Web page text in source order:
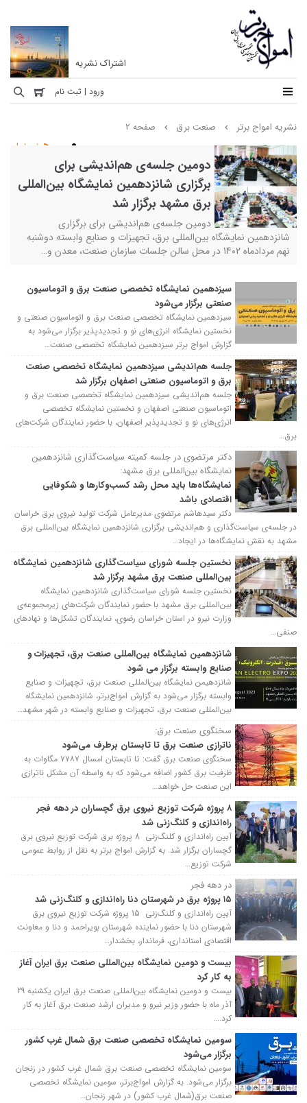
نشریه
برتر
نخستین
ماهنامه
تخصصی
مهندسی
برق
ایران
اشتراک نشریه
ورود | ثبت نام
نشریه امواج برتر صنعت برق
صفحه 2
خبرخوان
دومین جلسه‌ی هم‌اندیشی برای
برگزاری شانزدهمین نمایشگاه بین‌المللی
برق مشهد برگزار شد
دومین جلسه‌ی هم‌اندیشی برای برگزاری
شانزدهمین نمایشگاه بین‌المللی برق، تجهیزات و صنایع وابسته دوشنبه
نهم مردادماه 1402 در محل سالن جلسات سازمان صنعت، معدن و…
سیزدهمین نمایشگاه تخصصی صنعت برق و اتوماسیون
صنعتی برگزار می‌شود
سیزدهمین نمایشگاه تخصصی صنعت برق و اتوماسیون صنعتی و
نخستین نمایشگاه انرژی‌های نو و تجدیدپذیر برگزار می‌شود به
گزارش امواج برتر سیزدهمین نمایشگاه تخصصی صنعت…
جلسه هم‌اندیشی سیزدهمین نمایشگاه تخصصی صنعت
برق و اتوماسیون صنعتی اصفهان برگزار شد
جلسه هم‌اندیشی سیزدهمین نمایشگاه تخصصی صنعت برق و
اتوماسیون صنعتی اصفهان و نخستین نمایشگاه تخصصی
انرژی‌های نو و تجدیدپذیر اصفهان، با حضور نمایندگان شرکت‌های
برق…
دکتر مرتضوی در جلسه کمیته سیاست‌گذاری شانزدهمین
نمایشگاه بین‌المللی برق مشهد:
نمایشگاه‌ها باید محل رشد کسب‌وکارها و شکوفایی
اقتصادی باشد
دکتر سیدهاشم مرتضوی مدیرعامل شرکت تولید نیروی برق خراسان
در جلسه‌ی سیاست‌گذاری و هم‌اندیشی برگزاری شانزدهمین نمایشگاه بین‌المللی برق
مشهد به نقش نمایشگاه‌ها در ایجاد…
نخستین جلسه شورای سیاست‌گذاری شانزدهمین نمایشگاه
بین‌المللی صنعت برق مشهد برگزار شد
نخستین جلسه شورای سیاست‌گذاری شانزدهمین نمایشگاه
بین‌المللی برق مشهد با حضور نمایندگان شرکت‌‌های زیرمجموعه‌ی
وزارت نیرو در استان خراسان رضوی، نمایندگان تشکل‌ها و نهادهای
صنفی…
شانزدهمین نمایشگاه بین‌المللی صنعت برق، تجهیزات و
صنایع وابسته برگزار می شود
شانزدهیمن نمایشگاه بین‌المللی صنعت برق، تچهیزات و صنایع
وابسته برگزار می‌شود به گزارش امواج‌برتر، شانزدهمین نمایشگاه
بین‌المللی صنعت برق، تجهیزات و صنایع وابسته در شهر مشهد…
سخنگوی صنعت برق:
ناترازی صنعت برق تا تابستان برطرف می‌شود
سخنگوی صنعت برق گفت: تا تابستان امسال ۷۷۸۷ مگاوات به
ظرفیت برق کشور اضافه می‌شود که به واسطه آن مشکل ناترازی
این صنعت حل خواهد…
۸ پروژه شرکت توزیع نیروی برق گچساران در دهه فجر
راه‌اندازی و کلنگ‌زنی شد
آیین راه‌اندازی و کلنگ‌زنی 8 پروژه برق شرکت توزیع نیروی برق
گچساران برگزار شد. به گزارش امواج برتر به نقل از روابط عمومی
شرکت توزیع…
در دهه فجر
۱۵ پروژه برق در شهرستان دنا راه‌اندازی و کلنگ‌زنی شد
آیین راه‌اندازی و کلنگ‌زنی 15 پروژه شرکت توزیع نیروی برق
شهرستان دنا با حضور نماینده شهرستان بویراحمد و دنا و معاونت
اقتصادی استانداری، فرماندار، بخشدار…
بیست و دومین نمایشگاه بین‌المللی صنعت برق ایران آغاز
به کار کرد
بیست و دومین نمایشگاه بین‌المللی صنعت برق ایران یکشنبه 29
آذر ماه با حضور وزیر نیرو و مدیران ارشد صنعت برق آغاز به کار
کرد.…
سومین نمایشگاه تخصصی صنعت برق شمال غرب کشور
برگزار می‌شود
سومین نمایشگاه تخصصی صنعت برق شمال غرب کشور در زنجان
برگزار می‌شود. به گزارش امواج‌برتر، سومین نمایشگاه تخصصی
صنعت برق(شمال غرب کشور) در شهر زنجان…